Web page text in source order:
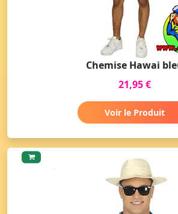
Chemise Hawai
21,95 €
Voir le Produit